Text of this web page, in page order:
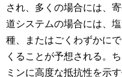
され、多くの場合には、
道システムの場合には、
種、またはごくわずかに
くることが予想される。
ミンに高度な抵抗性を示す